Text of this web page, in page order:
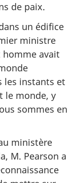
de paix.
un édifice
ministre
homme avait
les instants et
le monde, y
sommes en
ministère
M. Pearson a